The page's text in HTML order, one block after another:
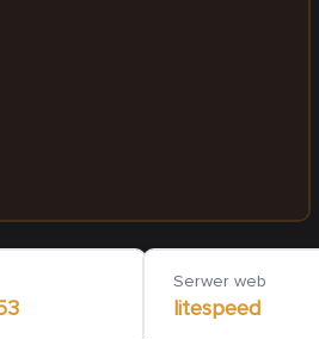
Serwer web
litespeed